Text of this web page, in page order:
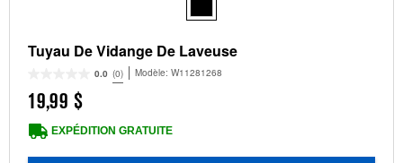
Tuyau De Vidange De Laveuse
0.0 (0) Modèle: W11281268
19,99 $
EXPÉDITION GRATUITE